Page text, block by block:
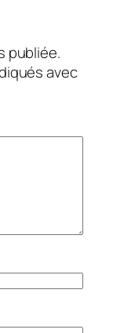
publiée.
avec